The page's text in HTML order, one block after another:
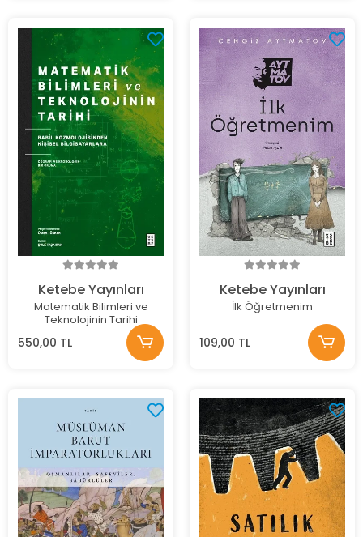
Ketebe Yayınları
Matematik Bilimleri ve
Teknolojinin Tarihi
550,00 TL
Ketebe Yayınları
İlk Öğretmenim
109,00 TL